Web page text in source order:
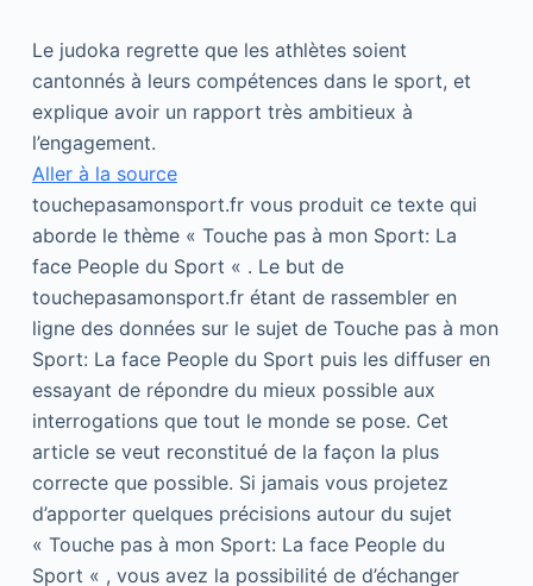
Le judoka regrette que les athlètes soient
cantonnés à leurs compétences dans le sport, et
explique avoir un rapport très ambitieux à
l’engagement.
Aller à la source
touchepasamonsport.fr vous produit ce texte qui
aborde le thème « Touche pas à mon Sport: La
face People du Sport « . Le but de
touchepasamonsport.fr étant de rassembler en
ligne des données sur le sujet de Touche pas à mon
Sport: La face People du Sport puis les diffuser en
essayant de répondre du mieux possible aux
interrogations que tout le monde se pose. Cet
article se veut reconstitué de la façon la plus
correcte que possible. Si jamais vous projetez
d’apporter quelques précisions autour du sujet
« Touche pas à mon Sport: La face People du
Sport « , vous avez la possibilité de d’échanger